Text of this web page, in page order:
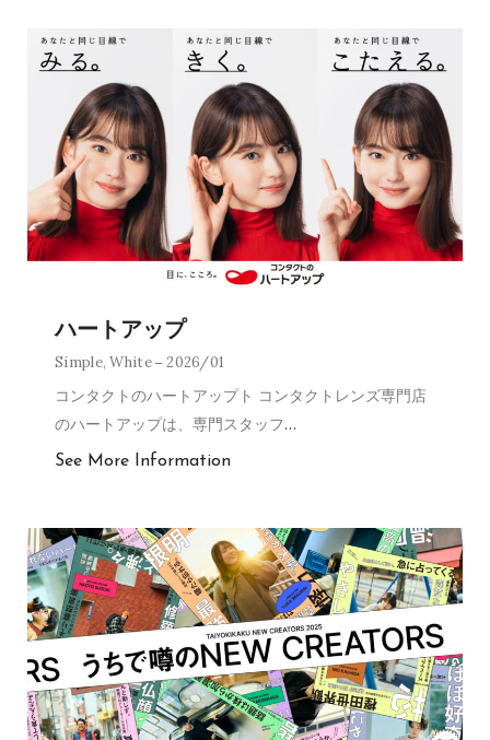
ハートアップ
Simple,White 2026/01
コンタクトのハートアップト コンタクトレンズ専門店
のハートアップは、専門スタッフ…
See More Information